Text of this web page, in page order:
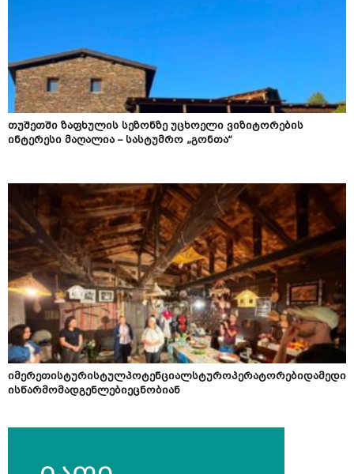
თუშეთში ზაფხულის სეზონზე უცხოელი ვიზიტორების
ინტერესი მაღალია – სასტუმრო „გონთა“
იმერეთისტურისტულპოტენციალსტუროპერატორებიდამედი
ისწარმომადგენლებიეცნობიან